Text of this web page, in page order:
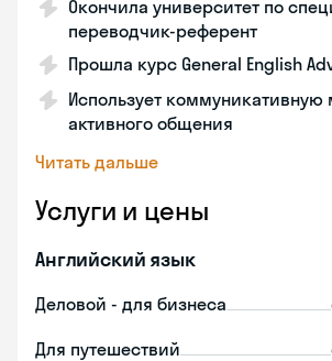
Окончила университет по
переводчик-референт
Прошла курс General English
Использует коммуникативную
активного общения
Читать дальше
Услуги и цены
Английский язык
Деловой - для бизнеса
Для путешествий